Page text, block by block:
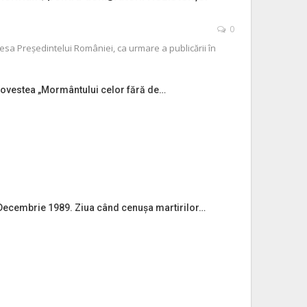
0
Președintelui României, ca urmare a publicării în
„Mormântului celor fără de…
1989. Ziua când cenușa martirilor…